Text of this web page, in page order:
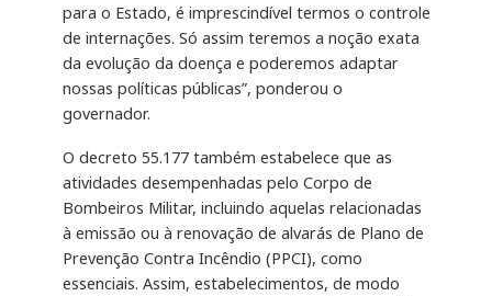
para o Estado, é imprescindível termos o controle
de internações. Só assim teremos a noção exata
da evolução da doença e poderemos adaptar
nossas políticas públicas”, ponderou o
governador.
O decreto 55.177 também estabelece que as
atividades desempenhadas pelo Corpo de
Bombeiros Militar, incluindo aquelas relacionadas
à emissão ou à renovação de alvarás de Plano de
Prevenção Contra Incêndio (PPCI), como
essenciais. Assim, estabelecimentos, de modo